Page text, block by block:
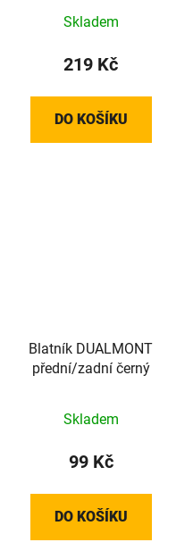
Skladem
219 Kč
DO KOŠÍKU
Blatník DUALMONT
přední/zadní černý
Skladem
99 Kč
DO KOŠÍKU